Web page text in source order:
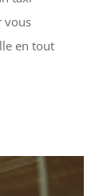
vous
en tout